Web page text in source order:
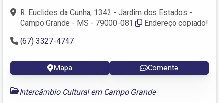
R. Euclides da Cunha, 1342 - Jardim dos Estados -
Campo Grande - MS - 79000-081
Endereço copiado!
(67) 3327-4747
Mapa Comente
Intercâmbio Cultural em Campo Grande